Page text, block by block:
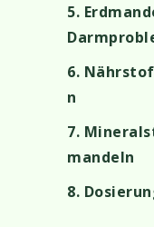
5.
6.
n
7.
mandeln
8.